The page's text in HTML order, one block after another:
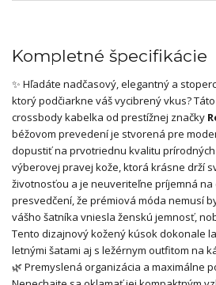
Kompletné špecifikácie
✨ Hľadáte nadčasový, elegantný a
ktorý podčiarkne váš vycibrený vkus?
crossbody kabelka od prestížnej značky
béžovom prevedení je stvorená pre
dopustiť na prvotriednu kvalitu
výberovej pravej kože, ktorá krásne drží
životnosťou a je neuveriteľne príjemná na
presvedčení, že prémiová móda nemusí
vášho šatníka vniesla ženskú jemnosť,
Tento dizajnový kožený kúsok dokonale
letnými šatami aj s ležérnym outfitom na
🌿 Premyslená organizácia a maximálne